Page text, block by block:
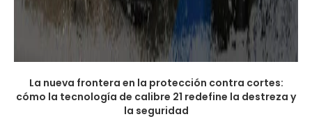
La nueva frontera en la protección contra cortes:
cómo la tecnología de calibre 21 redefine la destreza y
la seguridad